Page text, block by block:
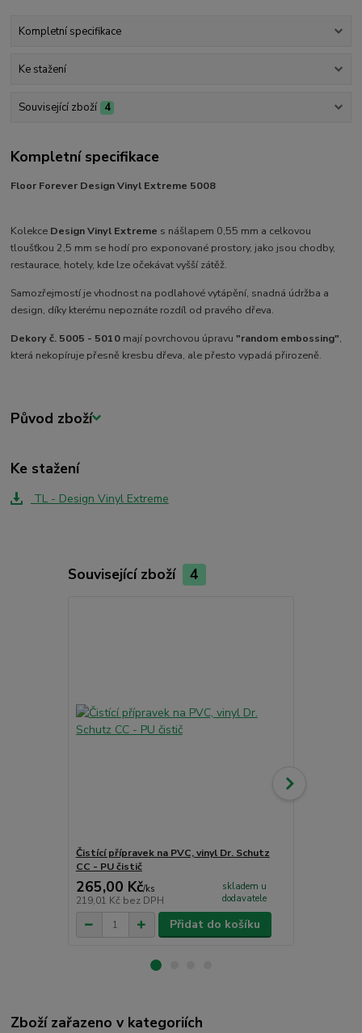
Kompletní specifikace
Ke stažení
Související zboží 4
Kompletní specifikace
Floor Forever Design Vinyl Extreme 5008
Kolekce Design Vinyl Extreme s nášlapem 0,55 mm a celkovou
tloušťkou 2,5 mm se hodí pro exponované prostory, jako jsou chodby,
restaurace, hotely, kde lze očekávat vyšší zátěž.
Samozřejmostí je vhodnost na podlahové vytápění, snadná údržba a
design, díky kterému nepoznáte rozdíl od pravého dřeva.
Dekory č. 5005 - 5010 mají povrchovou úpravu"random embossing",
která nekopíruje přesně kresbu dřeva, ale přesto vypadá přirozeně.
Původ zboží
Ke stažení
TL - Design Vinyl Extreme
Související zboží 4
Čistící přípravek na PVC, vinyl Dr. Schutz
CC - PU čistič
265,00 Kč/ks
219,01 Kč bez DPH
skladem u
dodavatele
Přidat do košíku
Zboží zařazeno v kategoriích